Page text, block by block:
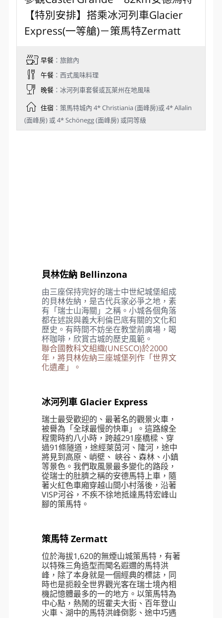
Day 4
盧加諾－32km貝林佐納
Bellinzona【特別安排】大城堡入內
參觀Castel Grande－82km安德馬特
【特別安排】搭乘冰河列車Glacier
Express(一等艙)－策馬特Zermatt
貝林佐納 Bellinzona
的貝林佐納，是古代兵家必爭之地，素
有「瑞士山海關」之稱。小城各個角落
都在述說與義大利倫巴底有關的文化和
歷史。有時間不妨坐在教堂前廣場，喝
杯咖啡，欣賞古城的歷史風範。
聯合國教科文組織(UNESCO)於2000
年，將貝林佐納三座城堡列作「世界文
化遺產」。
冰河列車 Glacier Express
程需時約八小時，跨越291座橋樑、穿
過91條隧道，途經萊茵河、隆河，途中
將見到高原、峭壁、 峽谷、森林、小鎮
等景色。我們取風景最多變化的路段，
從瑞士的肚臍之稱的安德馬特上車，隨
著火紅色車廂穿越山間小村落後，沿著
VISP河谷，不疾不徐地抵達馬特宏峰山
腳的策馬特。